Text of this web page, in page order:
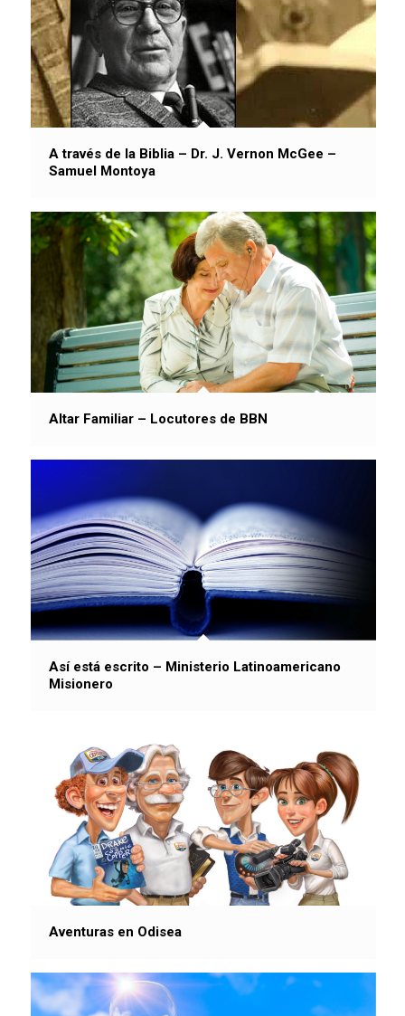
A través de la Biblia – Dr. J. Vernon McGee –
Samuel Montoya
Altar Familiar – Locutores de BBN
Así está escrito – Ministerio Latinoamericano
Misionero
Aventuras en Odisea